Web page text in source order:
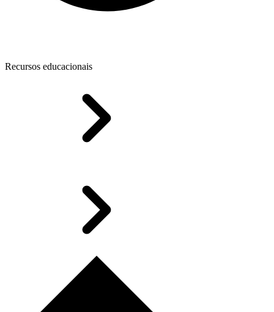
Recursos educacionais